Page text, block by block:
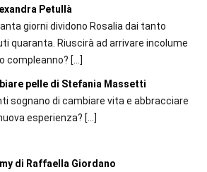
Petullà
giorni dividono Rosalia dai tanto
quaranta. Riuscirà ad arrivare incolume
compleanno? […]
pelle di Stefania Massetti
sognano di cambiare vita e abbracciare
esperienza? […]
di Raffaella Giordano